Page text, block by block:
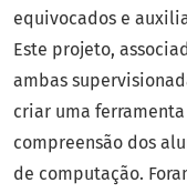
equivocados e
Este projeto,
ambas
criar uma
compreensão dos
de computação.